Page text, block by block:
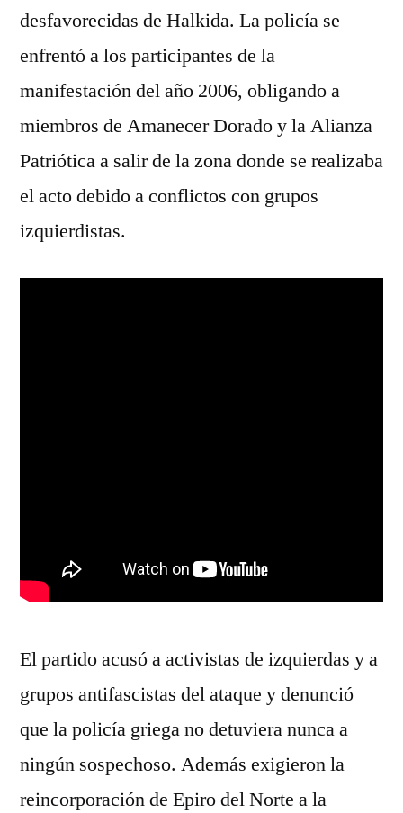
desfavorecidas de Halkida. La policía se
enfrentó a los participantes de la
manifestación del año 2006, obligando a
miembros de Amanecer Dorado y la Alianza
Patriótica a salir de la zona donde se realizaba
el acto debido a conflictos con grupos
izquierdistas.
El partido acusó a activistas de izquierdas y a
grupos antifascistas del ataque y denunció
que la policía griega no detuviera nunca a
ningún sospechoso. Además exigieron la
reincorporación de Epiro del Norte a la